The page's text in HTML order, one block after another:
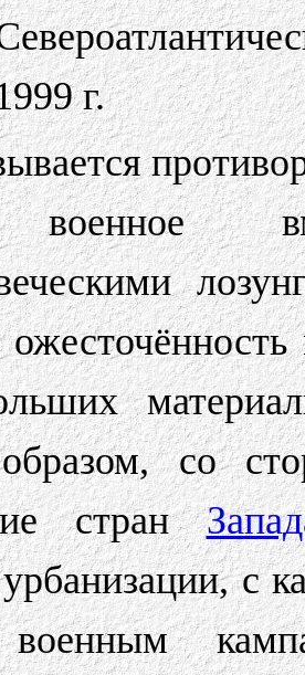
г.
военное
со
стран
с
военным